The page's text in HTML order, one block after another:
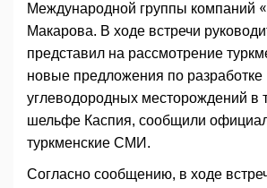
Международной группы компаний
Макарова. В ходе встречи
представил на рассмотрение
новые предложения по разработке
углеводородных месторождений в
шельфе Каспия, сообщили
туркменские СМИ.
Согласно сообщению, в ходе